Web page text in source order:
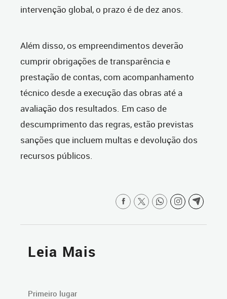
intervenção global, o prazo é de dez anos.
Além disso, os empreendimentos deverão
cumprir obrigações de transparência e
prestação de contas, com acompanhamento
técnico desde a execução das obras até a
avaliação dos resultados. Em caso de
descumprimento das regras, estão previstas
sanções que incluem multas e devolução dos
recursos públicos.
Leia Mais
Primeiro lugar